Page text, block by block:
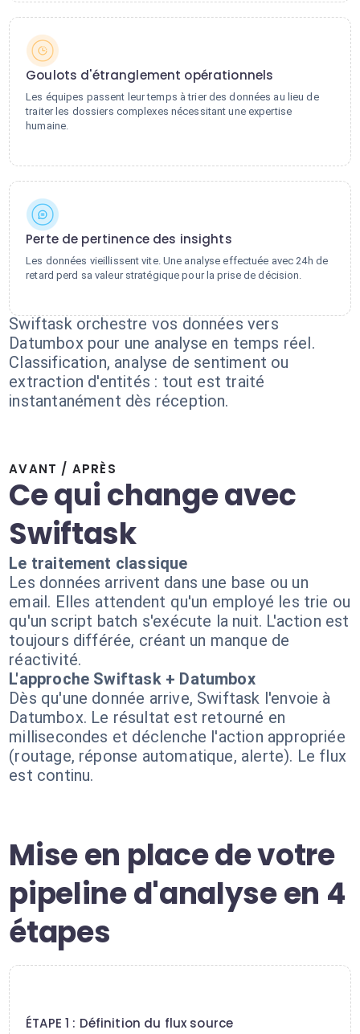
Goulots d'étranglement opérationnels
Les équipes passent leur temps à trier des données au lieu de
traiter les dossiers complexes nécessitant une expertise
humaine.
Perte de pertinence des insights
Les données vieillissent vite. Une analyse effectuée avec 24h de
retard perd sa valeur stratégique pour la prise de décision.
Swiftask orchestre vos données vers
Datumbox pour une analyse en temps réel.
Classification, analyse de sentiment ou
extraction d'entités : tout est traité
instantanément dès réception.
AVANT / APRÈS
Ce qui change avec
Swiftask
Le traitement classique
Les données arrivent dans une base ou un
email. Elles attendent qu'un employé les trie ou
qu'un script batch s'exécute la nuit. L'action est
toujours différée, créant un manque de
réactivité.
L'approche Swiftask + Datumbox
Dès qu'une donnée arrive, Swiftask l'envoie à
Datumbox. Le résultat est retourné en
millisecondes et déclenche l'action appropriée
(routage, réponse automatique, alerte). Le flux
est continu.
Mise en place de votre
pipeline d'analyse en 4
étapes
ÉTAPE 1 : Définition du flux source